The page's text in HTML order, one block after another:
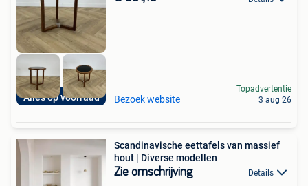
Alles op voorraad Bezoek website
Topadvertentie
3 aug 26
Scandinavische eettafels van massief
hout | Diverse modellen
Zie omschrijving Details